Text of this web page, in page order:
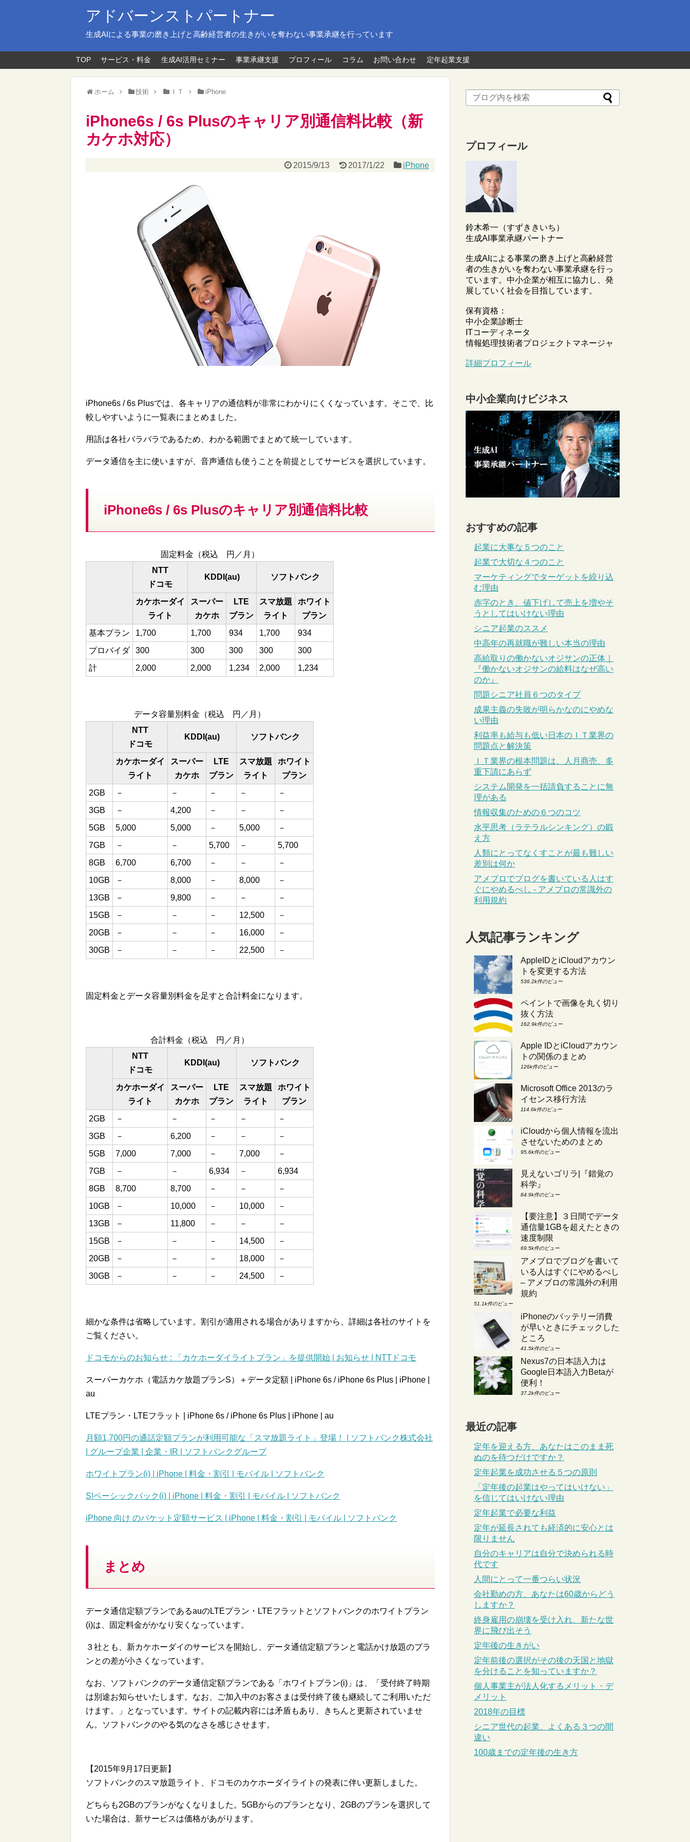
アドバーンストパートナー
生成AIによる事業の磨き上げと高齢経営者の生きがいを奪わない事業承継を行っています
TOP サービス・料金 生成AI活用セミナー 事業承継支援 プロフィール コラム お問い合わせ 定年起業支援
ホーム 技術 ＩＴ iPhone
iPhone6s / 6s Plusのキャリア別通信料比較（新
カケホ対応）
2015/9/13 2017/1/22 iPhone
iPhone6s / 6s Plusでは、各キャリアの通信料が非常にわかりにくくなっています。そこで、比
較しやすいように一覧表にまとめました。
用語は各社バラバラであるため、わかる範囲でまとめて統一しています。
データ通信を主に使いますが、音声通信も使うことを前提としてサービスを選択しています。
iPhone6s / 6s Plusのキャリア別通信料比較
固定料金（税込 円／月）
NTT
ドコモ
KDDI(au) ソフトバンク
カケホーダイ
ライト
スーパー
カケホ
LTE
プラン
スマ放題
ライト
ホワイト
プラン
基本プラン
1,700 1,700 934 1,700
934
プロバイダ
300 300 300 300
300
計
2,000 2,000 1,234 2,000 1,234
データ容量別料金（税込 円／月）
NTT
ドコモ
KDDI(au) ソフトバンク
カケホーダイ
ライト
スーパー
カケホ
LTE
プラン
スマ放題
ライト
ホワイト
プラン
2GB
－ － － －
－
3GB
－ 4,200 － －
－
5GB
5,000 5,000 － 5,000
－
7GB
－ － 5,700 －
5,700
8GB
6,700 6,700 － －
－
10GB
－ 8,000 － 8,000
－
13GB
－ 9,800 － －
－
15GB
－ － － 12,500
－
20GB
－ － － 16,000
－
30GB
－ － － 22,500 －
固定料金とデータ容量別料金を足すと合計料金になります。
合計料金（税込 円／月）
NTT
ドコモ
KDDI(au) ソフトバンク
カケホーダイ
ライト
スーパー
カケホ
LTE
プラン
スマ放題
ライト
ホワイト
プラン
2GB
－ － － －
－
3GB
－ 6,200 － －
－
5GB
7,000 7,000 － 7,000
－
7GB
－ － 6,934 －
6,934
8GB
8,700 8,700 － －
－
10GB
－ 10,000 － 10,000
－
13GB
－ 11,800 － －
－
15GB
－ － － 14,500
－
20GB
－ － － 18,000
－
30GB
－ － － 24,500 －
細かな条件は省略しています。割引が適用される場合がありますから、詳細は各社のサイトを
ご覧ください。
ドコモからのお知らせ : 「カケホーダイライトプラン」を提供開始 | お知らせ | NTTドコモ
スーパーカケホ（電話カケ放題プランS）＋データ定額 | iPhone 6s / iPhone 6s Plus | iPhone |
au
LTEプラン・LTEフラット | iPhone 6s / iPhone 6s Plus | iPhone | au
月額1,700円の通話定額プランが利用可能な「スマ放題ライト」登場！ | ソフトバンク株式会社
| グループ企業 | 企業・IR | ソフトバンクグループ
ホワイトプラン(i) | iPhone | 料金・割引 | モバイル | ソフトバンク
S!ベーシックパック(i) | iPhone | 料金・割引 | モバイル | ソフトバンク
iPhone 向け のパケット定額サービス | iPhone | 料金・割引 | モバイル | ソフトバンク
まとめ
データ通信定額プランであるauのLTEプラン・LTEフラットとソフトバンクのホワイトプラン
(i)は、固定料金がかなり安くなっています。
３社とも、新カケホーダイのサービスを開始し、データ通信定額プランと電話かけ放題のプラ
ンとの差が小さくなっています。
なお、ソフトバンクのデータ通信定額プランである「ホワイトプラン(i)」は、「受付終了時期
は別途お知らせいたします。なお、ご加入中のお客さまは受付終了後も継続してご利用いただ
けます。」となっています。サイトの記載内容には矛盾もあり、きちんと更新されていませ
ん。ソフトバンクのやる気のなさを感じさせます。
【2015年9月17日更新】
ソフトバンクのスマ放題ライト、ドコモのカケホーダイライトの発表に伴い更新しました。
どちらも2GBのプランがなくなりました。5GBからのプランとなり、2GBのプランを選択して
いた場合は、新サービスは価格があがります。
プロフィール
鈴木希一（すずききいち）
生成AI事業承継パートナー
生成AIによる事業の磨き上げと高齢経営
者の生きがいを奪わない事業承継を行っ
ています。中小企業が相互に協力し、発
展していく社会を目指しています。
保有資格：
中小企業診断士
ITコーディネータ
情報処理技術者プロジェクトマネージャ
詳細プロフィール
中小企業向けビジネス
おすすめの記事
起業に大事な５つのこと
起業で大切な４つのこと
マーケティングでターゲットを絞り込
む理由
赤字のとき、値下げして売上を増やそ
うとしてはいけない理由
シニア起業のススメ
中高年の再就職が難しい本当の理由
高給取りの働かないオジサンの正体｜
『働かないオジサンの給料はなぜ高い
のか』
問題シニア社員６つのタイプ
成果主義の失敗が明らかなのにやめな
い理由
利益率も給与も低い日本のＩＴ業界の
問題点と解決策
ＩＴ業界の根本問題は、人月商売、多
重下請にあらず
システム開発を一括請負することに無
理がある
情報収集のための６つのコツ
水平思考（ラテラルシンキング）の鍛
え方
人類にとってなくすことが最も難しい
差別は何か
アメブロでブログを書いている人はす
ぐにやめるべし - アメブロの常識外の
利用規約
人気記事ランキング
AppleIDとiCloudアカウン
トを変更する方法
536.2k件のビュー
ペイントで画像を丸く切り
抜く方法
162.9k件のビュー
Apple IDとiCloudアカウン
トの関係のまとめ
126k件のビュー
Microsoft Office 2013のラ
イセンス移行方法
114.6k件のビュー
iCloudから個人情報を流出
させないためのまとめ
95.6k件のビュー
見えないゴリラ|『錯覚の
科学』
84.9k件のビュー
【要注意】３日間でデータ
通信量1GBを超えたときの
速度制限
69.5k件のビュー
アメブロでブログを書いて
いる人はすぐにやめるべし
– アメブロの常識外の利用
規約
51.1k件のビュー
iPhoneのバッテリー消費
が早いときにチェックした
ところ
41.5k件のビュー
Nexus7の日本語入力は
Google日本語入力Betaが
便利！
37.2k件のビュー
最近の記事
定年を迎える方、あなたはこのまま死
ぬのを待つだけですか？
定年起業を成功させる５つの原則
「定年後の起業はやってはいけない」
を信じてはいけない理由
定年起業で必要な利益
定年が延長されても経済的に安心とは
限りません
自分のキャリアは自分で決められる時
代です
人間にとって一番つらい状況
会社勤めの方、あなたは60歳からどう
しますか？
終身雇用の崩壊を受け入れ、新たな世
界に飛び出そう
定年後の生きがい
定年前後の選択がその後の天国と地獄
を分けることを知っていますか？
個人事業主が法人化するメリット・デ
メリット
2018年の目標
シニア世代の起業、よくある３つの間
違い
100歳までの定年後の生き方